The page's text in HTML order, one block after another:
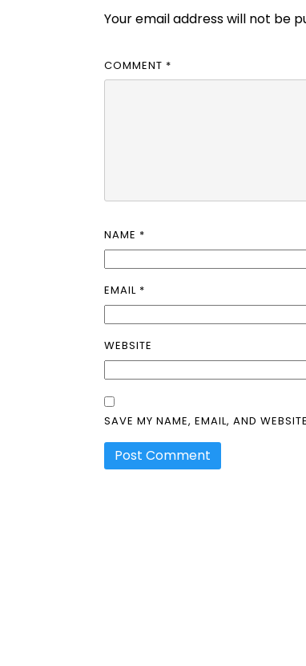
Your email address will not be
COMMENT *
NAME *
EMAIL *
WEBSITE
SAVE MY NAME, EMAIL, AND